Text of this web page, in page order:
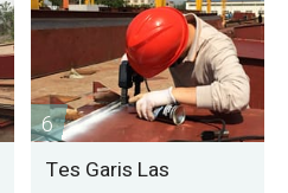
6
Tes Garis Las